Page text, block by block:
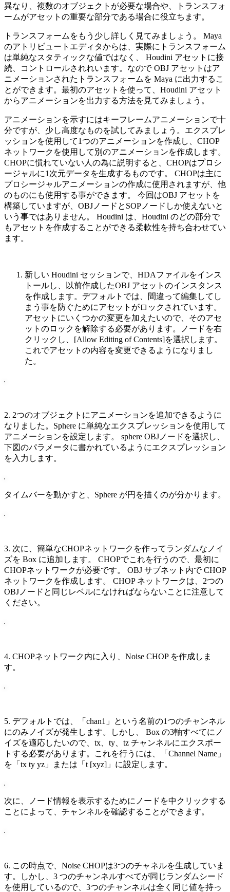
異なり、複数のオブジェクトが必要な場合や、トランスフォ
ームがアセットの重要な部分である場合に役立ちます。
トランスフォームをもう少し詳しく見てみましょう。 Maya
のアトリビュートエディタからは、実際にトランスフォーム
は単純なスタティックな値ではなく、 Houdini アセットに接
続、コントロールされれいます。なので OBJ アセットはア
ニメーションされたトランスフォームを Maya に出力するこ
とができます。最初のアセットを使って、Houdini アセット
からアニメーションを出力する方法を見てみましょう。
アニメーションを示すにはキーフレームアニメーションで十
分ですが、少し高度なものを試してみましょう。エクスプレ
ッションを使用して1つのアニメーションを作成し、CHOP
ネットワークを使用して別のアニメーションを作成します。
CHOPに慣れていない人の為に説明すると、CHOPはプロシ
ージャルに1次元データを生成するものです。 CHOPは主に
プロシージャルアニメーションの作成に使用されますが、他
のものにも使用する事ができます。 今回はOBJ アセットを
構築していますが、OBJノードとSOPノードしか使えないと
いう事ではありません。 Houdini は、Houdini のどの部分で
もアセットを作成することができる柔軟性を持ち合わせてい
ます。
新しい Houdini セッションで、HDAファイルをインス
トールし、以前作成したOBJ アセットのインスタンス
を作成します。デフォルトでは、間違って編集してし
まう事を防ぐためにアセットがロックされています。
アセットにいくつかの変更を加えたいので、そのアセ
ットのロックを解除する必要があります。ノードを右
クリックし、[Allow Editing of Contents]を選択します。
これでアセットの内容を変更できるようになりまし
た。
2. 2つのオブジェクトにアニメーションを追加できるように
なりました。Sphere に単純なエクスプレッションを使用して
アニメーションを設定します。 sphere OBJノードを選択し、
下図のパラメータに書かれているようにエクスプレッション
を入力します。
タイムバーを動かすと、Sphere が円を描くのが分かります。
3. 次に、簡単なCHOPネットワークを作ってランダムなノイ
ズを Box に追加します。 CHOPでこれを行うので、最初に
CHOPネットワークが必要です。 OBJ サブネット内で CHOP
ネットワークを作成します。 CHOP ネットワークは、2つの
OBJノードと同じレベルになければならないことに注意して
ください。
4. CHOPネットワーク内に入り、Noise CHOP を作成しま
す。
5. デフォルトでは、「chan1」という名前の1つのチャンネル
にのみノイズが発生します。しかし、 Box の3軸すべてにノ
イズを適応したいので、tx、ty、tz チャンネルにエクスポー
トする必要があります。これを行うには、「Channel Name」
を「tx ty yz」または「t [xyz]」に設定します。
次に、ノード情報を表示するためにノードを中クリックする
ことによって、チャンネルを確認することができます。
6. この時点で、Noise CHOPは3つのチャネルを生成していま
す。しかし、3 つのチャンネルすべてが同じランダムシード
を使用しているので、3つのチャンネルは全く同じ値を持っ